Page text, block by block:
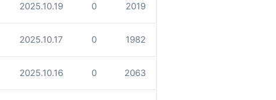
2025.10.19 0 2019
2025.10.17 0 1982
2025.10.16 0 2063